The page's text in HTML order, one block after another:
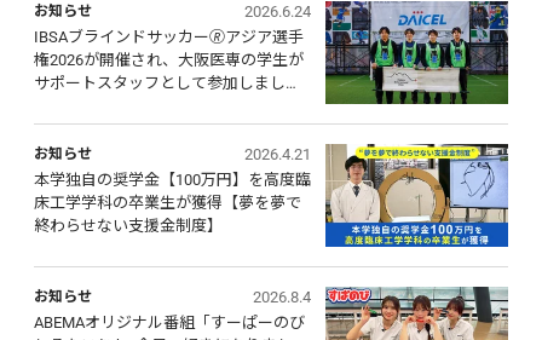
お知らせ
2026.6.24
IBSAブラインドサッカー🄬アジア選手
権2026が開催され、大阪医専の学生が
サポートスタッフとして参加しまし
お知らせ
2026.4.21
本学独自の奨学金【100万円】を高度臨
床工学学科の卒業生が獲得【夢を夢で
終わらせない支援金制度】
お知らせ
2026.8.4
ABEMAオリジナル番組「すーぱーのび